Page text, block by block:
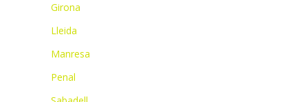
Girona
Lleida
Manresa
Penal